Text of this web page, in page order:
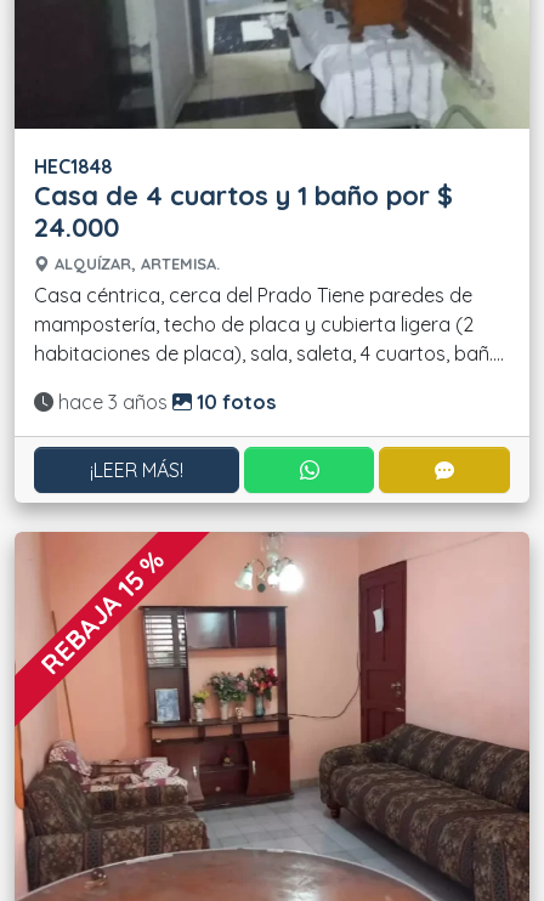
HEC1848
Casa de 4 cuartos y 1 baño por $
24.000
ALQUÍZAR, ARTEMISA.
Casa céntrica, cerca del Prado Tiene paredes de
mampostería, techo de placa y cubierta ligera (2
habitaciones de placa), sala, saleta, 4 cuartos, bañ....
Actualizado:
hace 3 años 10 fotos
¡LEER MÁS! CONTACTAR POR
REBAJA 15 %